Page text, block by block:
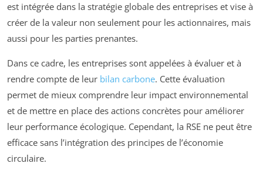
est intégrée dans la stratégie globale des entreprises et vise à
créer de la valeur non seulement pour les actionnaires, mais
aussi pour les parties prenantes.
Dans ce cadre, les entreprises sont appelées à évaluer et à
rendre compte de leur bilan carbone. Cette évaluation
permet de mieux comprendre leur impact environnemental
et de mettre en place des actions concrètes pour améliorer
leur performance écologique. Cependant, la RSE ne peut être
efficace sans l’intégration des principes de l’économie
circulaire.